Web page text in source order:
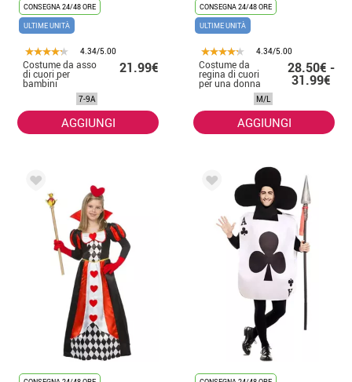
CONSEGNA 24/48 ORE
ULTIME UNITÀ
4.34/5.00
Costume da asso
di cuori per
bambini
21.99€
7-9A
AGGIUNGI
CONSEGNA 24/48 ORE
ULTIME UNITÀ
4.34/5.00
Costume da
regina di cuori
per una donna
28.50€ -
31.99€
M/L
AGGIUNGI